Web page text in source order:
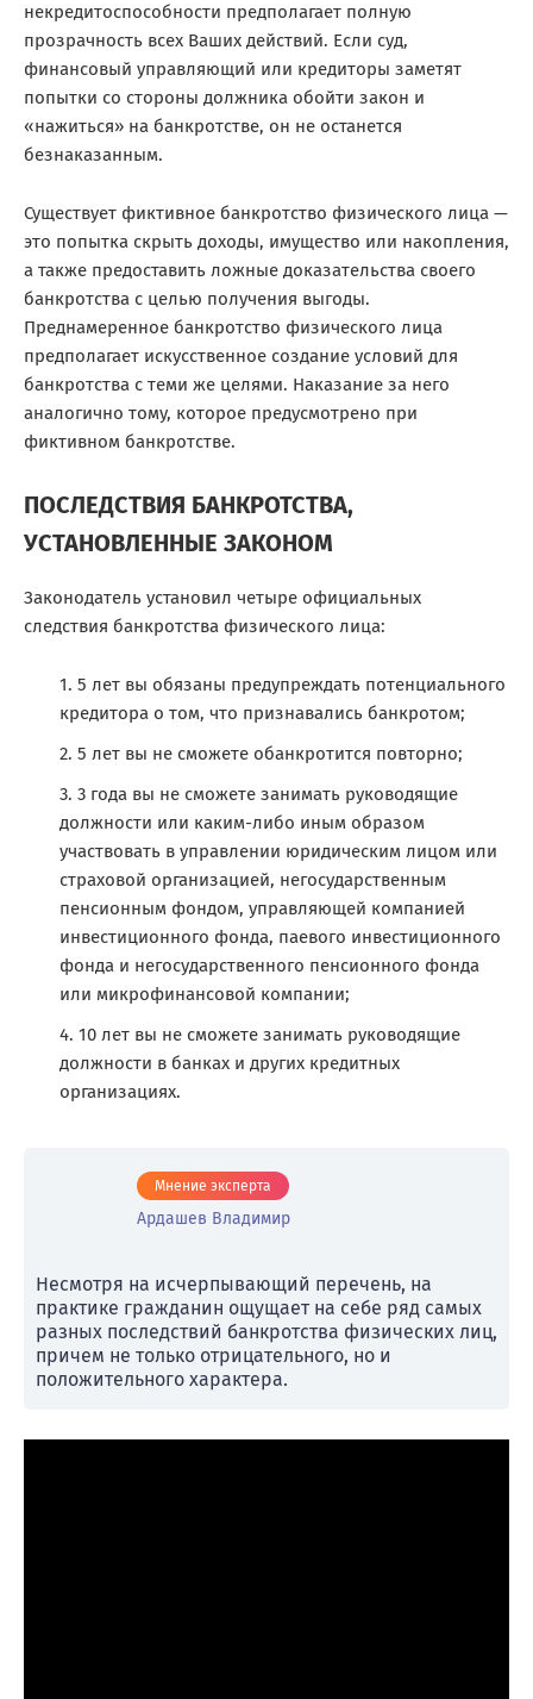
некредитоспособности предполагает полную
прозрачность всех Ваших действий. Если суд,
финансовый управляющий или кредиторы заметят
попытки со стороны должника обойти закон и
«нажиться» на банкротстве, он не останется
безнаказанным.
Существует фиктивное банкротство физического лица —
это попытка скрыть доходы, имущество или накопления,
а также предоставить ложные доказательства своего
банкротства с целью получения выгоды.
Преднамеренное банкротство физического лица
предполагает искусственное создание условий для
банкротства с теми же целями. Наказание за него
аналогично тому, которое предусмотрено при
фиктивном банкротстве.
ПОСЛЕДСТВИЯ БАНКРОТСТВА,
УСТАНОВЛЕННЫЕ ЗАКОНОМ
Законодатель установил четыре официальных
следствия банкротства физического лица:
5 лет вы обязаны предупреждать потенциального
кредитора о том, что признавались банкротом;
5 лет вы не сможете обанкротится повторно;
3 года вы не сможете занимать руководящие
должности или каким-либо иным образом
участвовать в управлении юридическим лицом или
страховой организацией, негосударственным
пенсионным фондом, управляющей компанией
инвестиционного фонда, паевого инвестиционного
фонда и негосударственного пенсионного фонда
или микрофинансовой компании;
10 лет вы не сможете занимать руководящие
должности в банках и других кредитных
организациях.
Мнение эксперта
Ардашев Владимир
Несмотря на исчерпывающий перечень, на
практике гражданин ощущает на себе ряд самых
разных последствий банкротства физических лиц,
причем не только отрицательного, но и
положительного характера.